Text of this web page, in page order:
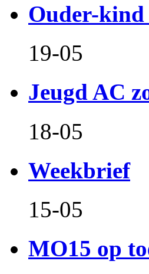
Ouder-
19-05
Jeugd AC
18-05
Weekbrief
15-05
MO15 op